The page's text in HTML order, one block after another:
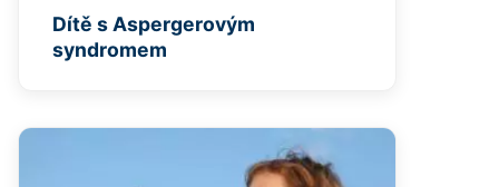
Dítě s Aspergerovým
syndromem